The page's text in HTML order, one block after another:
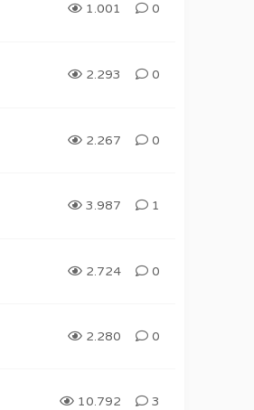
1.001 0
2.293 0
2.267 0
3.987 1
2.724 0
2.280 0
10.792 3